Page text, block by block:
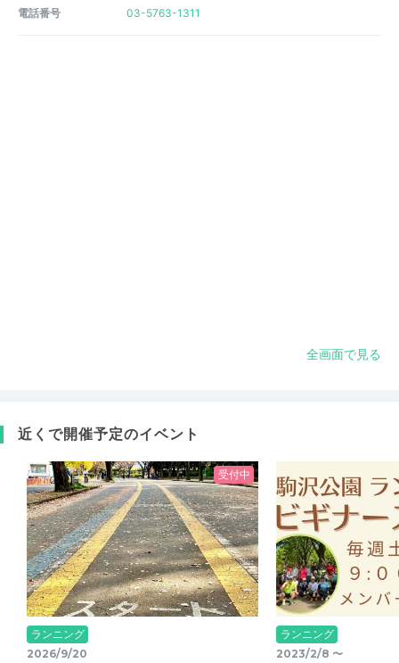
電話番号 03-5763-1311
全画面で見る
近くで開催予定のイベント
受付中
ランニング
2026/9/20
ランニング
2023/2/8 〜